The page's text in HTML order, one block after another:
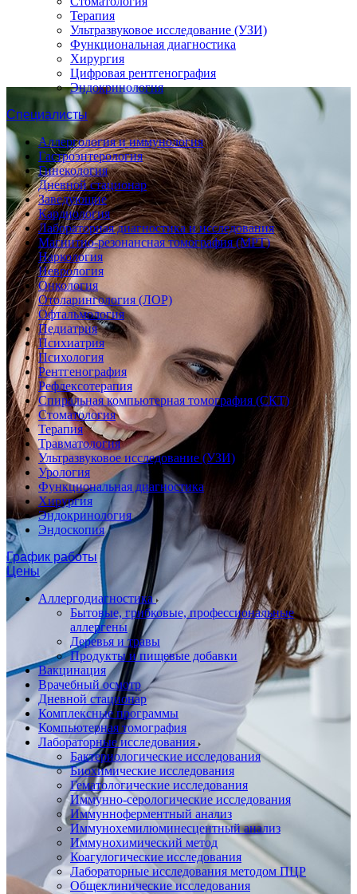
Терапия
Ультразвуковое исследование (УЗИ)
Функциональная диагностика
Хирургия
Цифровая рентгенография
Эндокринология
Специалисты
Аллергология и иммунология
Гастроэнтерология
Гинекология
Дневной стационар
Заведующие
Кардиология
Лабораторная диагностика и исследования
Магнитно-резонансная томография (МРТ)
Наркология
Неврология
Онкология
Отоларингология (ЛОР)
Офтальмология
Педиатрия
Психиатрия
Психология
Рентгенография
Рефлексотерапия
Спиральная компьютерная томография (СКТ)
Стоматология
Терапия
Травматология
Ультразвуковое исследование (УЗИ)
Урология
Функциональная диагностика
Хирургия
Эндокринология
Эндоскопия
График работы
Цены
Аллергодиагностика
Бытовые, грибковые, профессиональные
аллергены
Деревья и травы
Продукты и пищевые добавки
Вакцинация
Врачебный осмотр
Дневной стационар
Комплексные программы
Компьютерная томография
Лабораторные исследования
Бактериологические исследования
Биохимические исследования
Гематологические исследования
Иммунно-серологические исследования
Иммунноферментный анализ
Иммунохемилюминесцентный анализ
Иммунохимический метод
Коагулогические исследования
Лабораторные исследования методом ПЦР
Общеклинические исследования